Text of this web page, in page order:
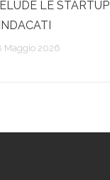
LE
Maggio 2026